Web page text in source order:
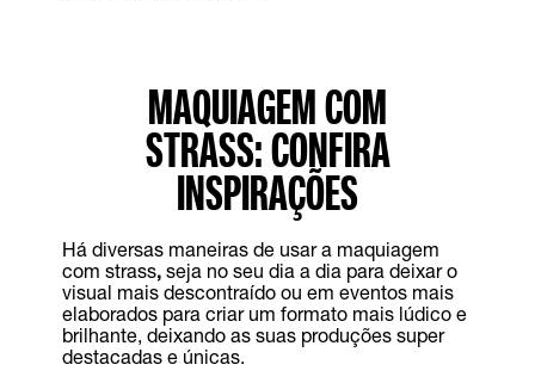
MAQUIAGEM COM
STRASS: CONFIRA
INSPIRAÇÕES
Há diversas maneiras de usar a maquiagem
com strass,seja no seu dia a dia para deixar o
visual mais descontraído ou em eventos mais
elaborados para criar um formato mais lúdico e
brilhante, deixando as suas produções super
destacadas e únicas.